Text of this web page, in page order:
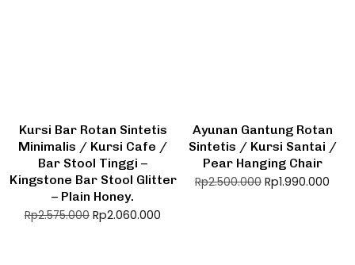
Kursi Bar Rotan Sintetis
Minimalis / Kursi Cafe /
Bar Stool Tinggi –
Kingstone Bar Stool Glitter
– Plain Honey.
Rp2.575.000 Rp2.060.000
Ayunan Gantung Rotan
Sintetis / Kursi Santai /
Pear Hanging Chair
Rp2.500.000 Rp1.990.000